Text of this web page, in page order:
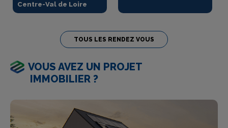
Centre-Val de Loire
TOUS LES RENDEZ VOUS
VOUS AVEZ UN PROJET
IMMOBILIER ?